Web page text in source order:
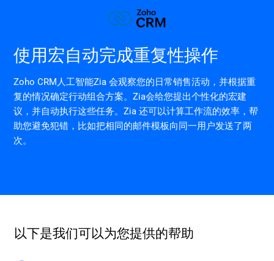
使用宏自动完成重复性操作
Zoho CRM人工智能Zia 会观察您的日常销售活动，并根据重
复的情况确定行动组合方案。Zia会给您提出个性化的宏建
议，并自动执行这些任务。Zia 还可以计算工作流的效率，帮
助您避免犯错，比如把相同的邮件模板向同一用户发送了两
次。
以下是我们可以为您提供的帮助